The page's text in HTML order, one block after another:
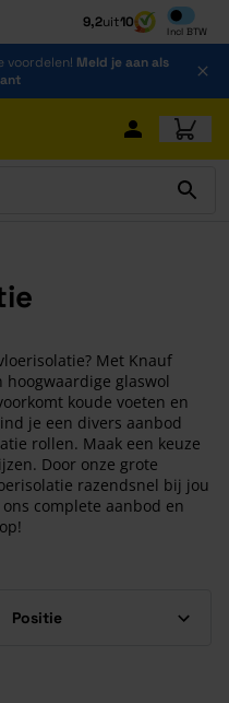
9,2uit10
Incl BTW
Inclusief
voordelen! Meld je aan als
Met Knauf
glaswol
koude voeten en
je een divers aanbod
rollen. Maak een keuze
Door onze grote
razendsnel bij jou
complete aanbod en